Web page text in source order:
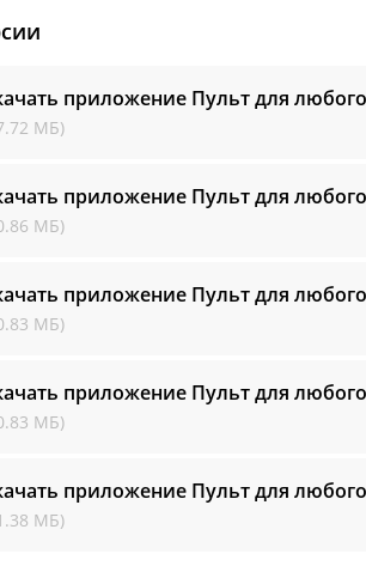
приложение Пульт для
МБ)
приложение Пульт для
МБ)
приложение Пульт для
МБ)
приложение Пульт для
МБ)
приложение Пульт для
МБ)